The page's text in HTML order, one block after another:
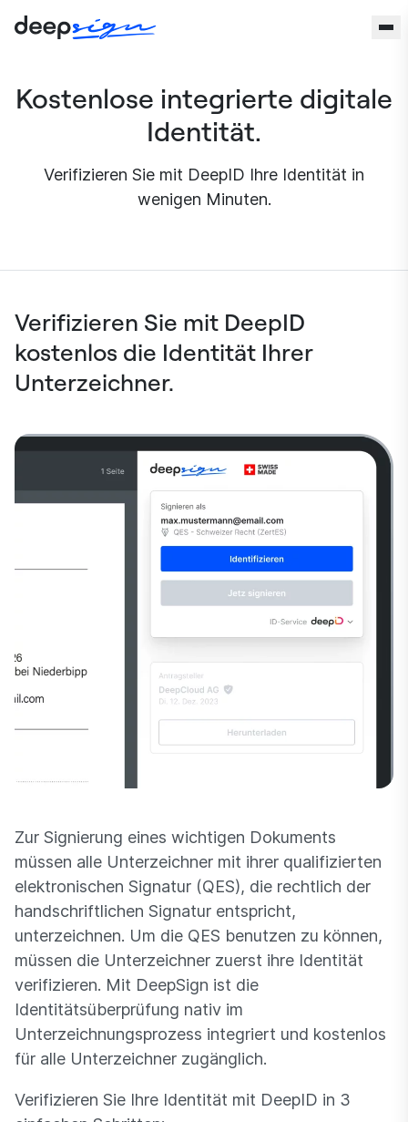
Kostenlose integrierte digitale
Identität.
Verifizieren Sie mit DeepID Ihre Identität in
wenigen Minuten.
Verifizieren Sie mit DeepID
kostenlos die Identität Ihrer
Unterzeichner.
Zur Signierung eines wichtigen Dokuments
müssen alle Unterzeichner mit ihrer qualifizierten
elektronischen Signatur (QES), die rechtlich der
handschriftlichen Signatur entspricht,
unterzeichnen. Um die QES benutzen zu können,
müssen die Unterzeichner zuerst ihre Identität
verifizieren. Mit DeepSign ist die
Identitätsüberprüfung nativ im
Unterzeichnungsprozess integriert und kostenlos
für alle Unterzeichner zugänglich.
Verifizieren Sie Ihre Identität mit DeepID in 3